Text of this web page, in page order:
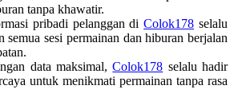
tanpa khawatir.
pribadi pelanggan diColok178 selalu
semua sesi permainan dan hiburan berjalan
data maksimal,Colok178 selalu hadir
untuk menikmati permainan tanpa rasa